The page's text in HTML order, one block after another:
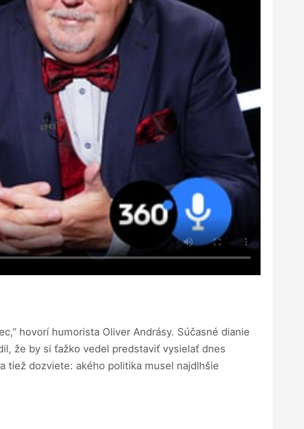
hovorí humorista Oliver Andrásy. Súčasné dianie
že by si ťažko vedel predstaviť vysielať dnes
tiež dozviete: akého politika musel najdlhšie